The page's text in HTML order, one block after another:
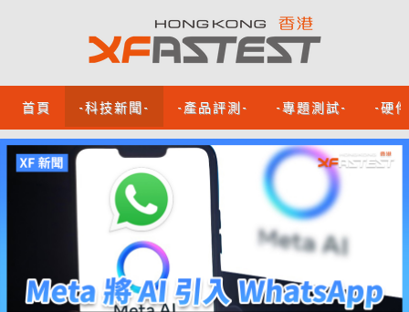
首頁 -科技新聞- -產品評測- -專題測試- -硬